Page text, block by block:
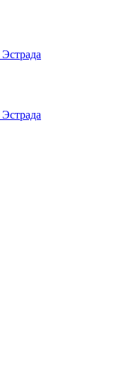
Эстрада
Эстрада